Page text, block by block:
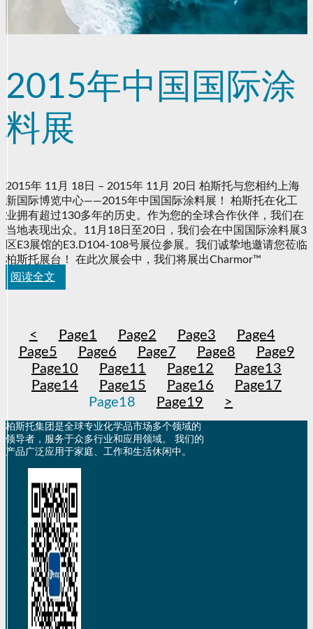
2015年中国国际涂
料展
2015年 11月 18日 – 2015年 11月 20日 柏斯托与您相约上海
新国际博览中心——2015年中国国际涂料展！ 柏斯托在化工
业拥有超过130多年的历史。作为您的全球合作伙伴，我们在
当地表现出众。11月18日至20日，我们会在中国国际涂料展3
区E3展馆的E3.D104-108号展位参展。我们诚挚地邀请您莅临
柏斯托展台！ 在此次展会中，我们将展出Charmor™
阅读全文
< Page1 Page2 Page3 Page4
Page5 Page6 Page7 Page8 Page9
Page10 Page11 Page12 Page13
Page14 Page15 Page16 Page17
Page18 Page19 >
柏斯托集团是全球专业化学品市场多个领域的
领导者，服务于众多行业和应用领域。 我们的
产品广泛应用于家庭、工作和生活休闲中。